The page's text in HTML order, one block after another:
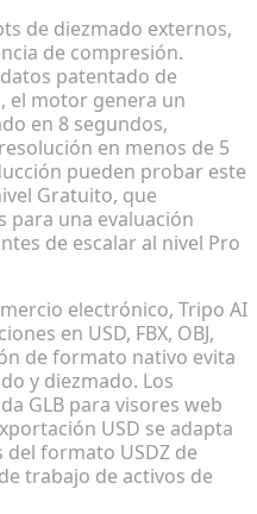
de diezmado externos,
de compresión.
patentado de
el motor genera un
en 8 segundos,
en menos de 5
pueden probar este
Gratuito, que
para una evaluación
de escalar al nivel Pro
electrónico, Tripo AI
en USD, FBX, OBJ,
de formato nativo evita
y diezmado. Los
GLB para visores web
USD se adapta
formato USDZ de
trabajo de activos de